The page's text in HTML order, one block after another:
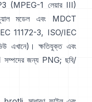
(MPEG-1 লেয়ার III)
মডেল এবং MDCT
11172-3, ISO/IEC
এখানে)। ক্ষতিযুক্ত এবং
সম্পদের জন্য PNG; ছবি/